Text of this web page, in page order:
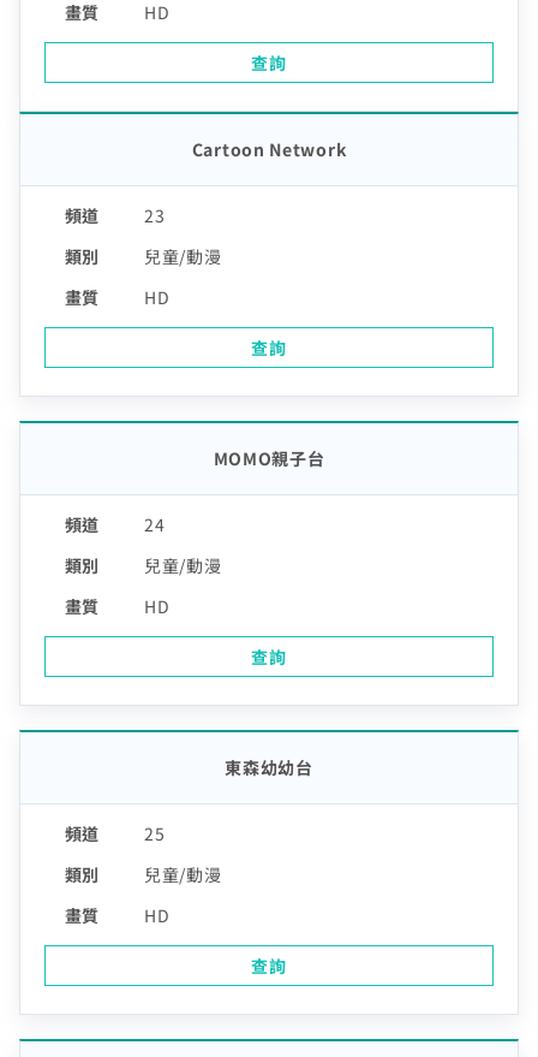
HD
查詢
23
Cartoon Network
兒童/動漫
HD
查詢
24
MOMO親子台
兒童/動漫
HD
查詢
25
東森幼幼台
兒童/動漫
HD
查詢
中嘉會員登入
如有任何問題請洽客服專線 412-8811(手機請加區碼)
聯絡電話 (手機/市話)
登入
訪客查詢帳單繳費
您的寬頻合約尚未符合續約資格
服務，歡迎前往加值服務訂購。
前往加值服務
您的區域符合光紀元（光纖到府申辦資格），可
享有相同價格的最高品質網路服務
您的居住區域不支援所選速率、請重新選擇
如有疑問請洽詢服務專線 412-8811(手機請加區
碼)
頁面將會轉導至「財政部電子發票整合服務平台」進行
發票載具歸戶作業
取消
區域臨時維修
法獲得解決，請前往線上留言留下資料。
查無行動電話資料，請先至『用戶資料變更』補上行動電話
資料後，再進行簡訊帳單申請
取消
中嘉寬頻LINE好友募集中
加入好友並完成手機綁定，​
【專屬服務】
掃描QR Code完成手機綁定！
點選「點我完成手機綁定」
【專屬服務】
查詢帳單、線上繳費